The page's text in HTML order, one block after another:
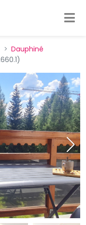
Dauphiné